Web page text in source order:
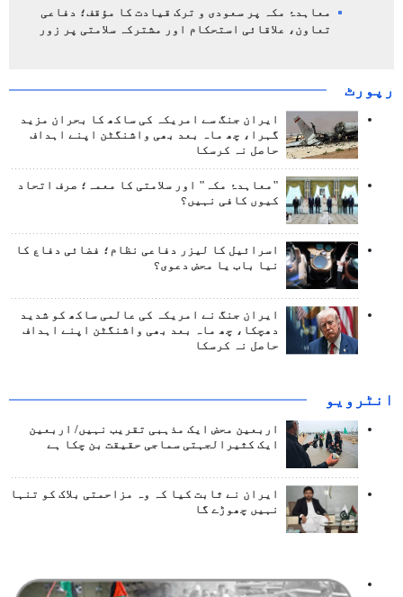
معاہدۂ مکہ پر سعودی و ترک قیادت کا مؤقف؛ دفاعی
تعاون، علاقائی استحکام اور مشترکہ سلامتی پر زور
رپورٹ
ایران جنگ سے امریکہ کی ساکھ کا بحران مزید
گہرا، چھ ماہ بعد بھی واشنگٹن اپنے اہداف
حاصل نہ کرسکا
"معاہدۂ مکہ" اور سلامتی کا معمہ؛ صرف اتحاد
کیوں کافی نہیں؟
اسرائیل کا لیزر دفاعی نظام؛ فضائی دفاع کا
نیا باب یا محض دعوی؟
ایران جنگ نے امریکہ کی عالمی ساکھ کو شدید
دھچکا، چھ ماہ بعد بھی واشنگٹن اپنے اہداف
حاصل نہ کرسکا
انٹرويو
اربعین محض ایک مذہبی تقریب نہیں/ اربعین
ایک کثیرالجہتی سماجی حقیقت بن چکا ہے
ایران نے ثابت کیا کہ وہ مزاحمتی بلاک کو تنہا
نہیں چھوڑے گا